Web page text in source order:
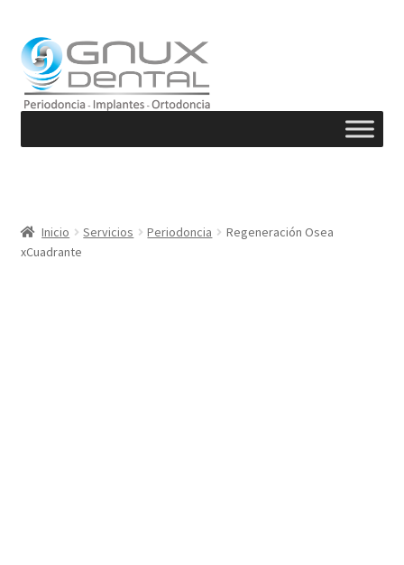
Ir
a
la
navegación
Ir
al
contenido
Inicio Servicios Periodoncia
Regeneración Osea
xCuadrante